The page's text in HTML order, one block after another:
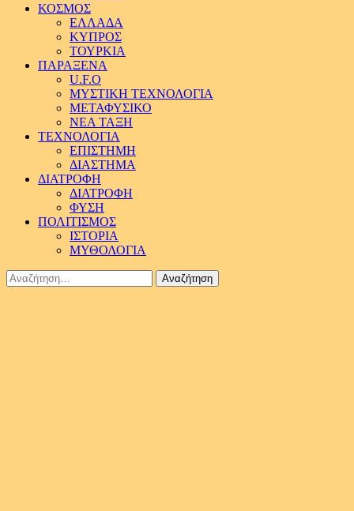
ΚΟΣΜΟΣ
ΕΛΛΑΔΑ
ΚΥΠΡΟΣ
ΤΟΥΡΚΙΑ
ΠΑΡΑΞΕΝΑ
U.F.O
ΜΥΣΤΙΚΗ ΤΕΧΝΟΛΟΓΙΑ
ΜΕΤΑΦΥΣΙΚΟ
ΝΕΑ ΤΑΞΗ
ΤΕΧΝΟΛΟΓΙΑ
ΕΠΙΣΤΗΜΗ
ΔΙΑΣΤΗΜΑ
ΔΙΑΤΡΟΦΗ
ΔΙΑΤΡΟΦΗ
ΦΥΣΗ
ΠΟΛΙΤΙΣΜΟΣ
ΙΣΤΟΡΙΑ
ΜΥΘΟΛΟΓΙΑ
Αναζήτηση
για: